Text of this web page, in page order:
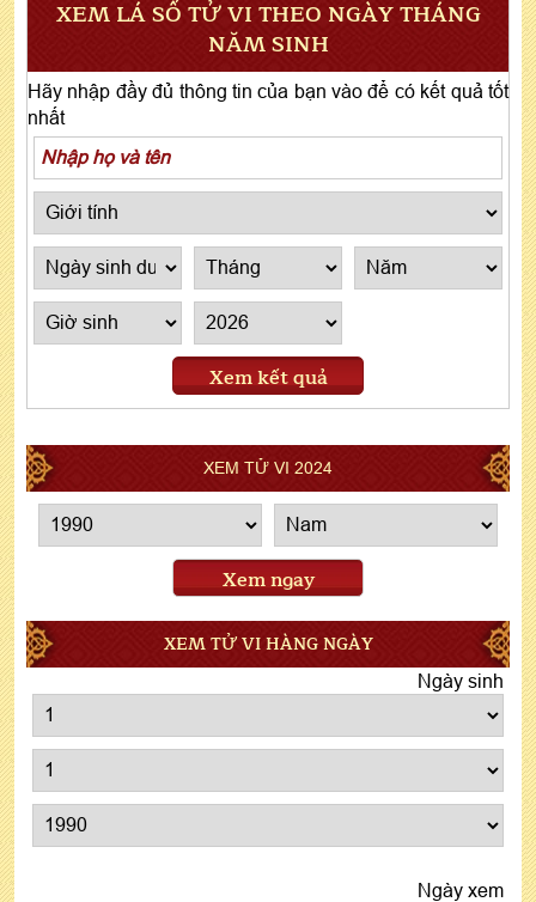
XEM LÁ SỐ TỬ VI THEO NGÀY THÁNG
NĂM SINH
Hãy nhập đầy đủ thông tin của bạn vào để có kết quả tốt
nhất
Xem kết quả
XEM TỬ VI 2024
Xem ngay
XEM TỬ VI HÀNG NGÀY
Ngày sinh
Ngày xem